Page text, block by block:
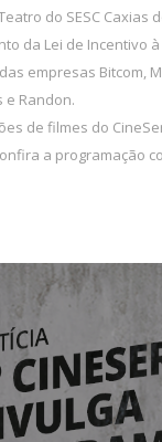
do SESC Caxias
da Lei de Incentivo à
empresas Bitcom,
e Randon.
de filmes do
a programação